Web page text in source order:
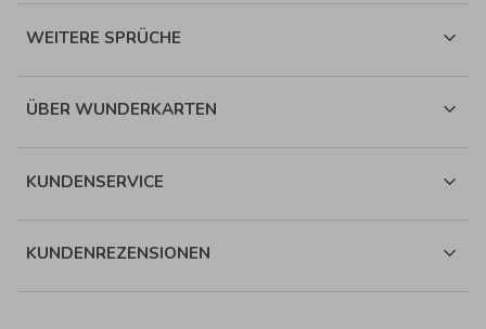
WEITERE SPRÜCHE
ÜBER WUNDERKARTEN
KUNDENSERVICE
KUNDENREZENSIONEN